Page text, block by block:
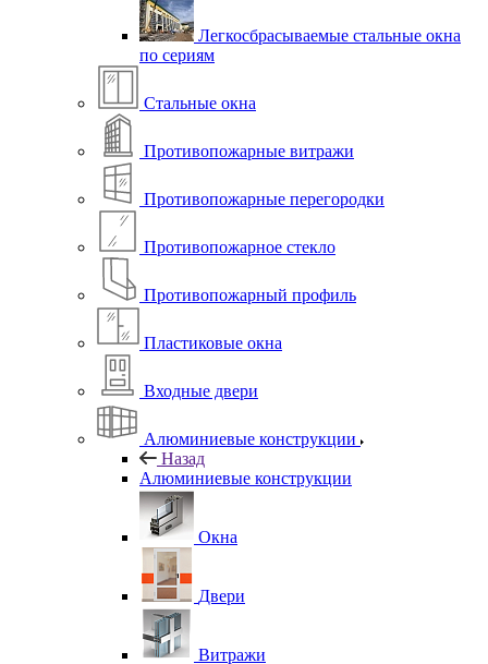
Легкосбрасываемые стальные окна
по сериям
Стальные окна
Противопожарные витражи
Противопожарные перегородки
Противопожарное стекло
Противопожарный профиль
Пластиковые окна
Входные двери
Алюминиевые конструкции
Назад
Алюминиевые конструкции
Окна
Двери
Витражи